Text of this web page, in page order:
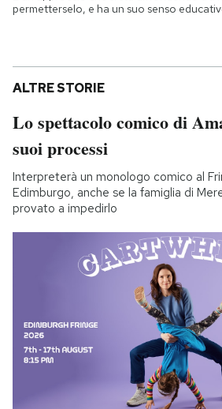
permetterselo, e ha un suo senso
ALTRE STORIE
Lo spettacolo comico di
suoi processi
Interpreterà un monologo comico al
Edimburgo, anche se la famiglia di
provato a impedirlo